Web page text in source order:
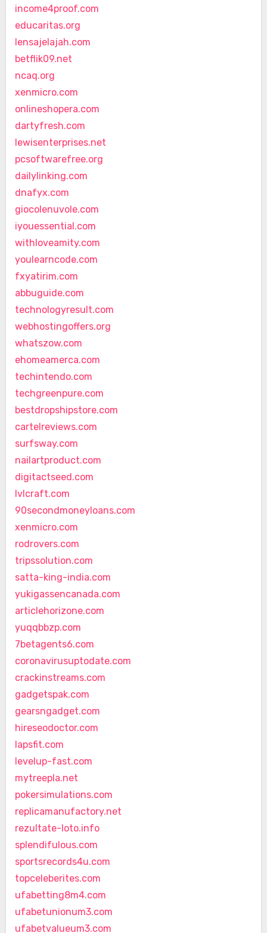
income4proof.com
educaritas.org
lensajelajah.com
betflik09.net
ncaq.org
xenmicro.com
onlineshopera.com
dartyfresh.com
lewisenterprises.net
pcsoftwarefree.org
dailylinking.com
dnafyx.com
giocolenuvole.com
iyouessential.com
withloveamity.com
youlearncode.com
fxyatirim.com
abbuguide.com
technologyresult.com
webhostingoffers.org
whatszow.com
ehomeamerca.com
techintendo.com
techgreenpure.com
bestdropshipstore.com
cartelreviews.com
surfsway.com
nailartproduct.com
digitactseed.com
lvlcraft.com
90secondmoneyloans.com
xenmicro.com
rodrovers.com
tripssolution.com
satta-king-india.com
yukigassencanada.com
articlehorizone.com
yuqqbbzp.com
7betagents6.com
coronavirusuptodate.com
crackinstreams.com
gadgetspak.com
gearsngadget.com
hireseodoctor.com
lapsfit.com
levelup-fast.com
mytreepla.net
pokersimulations.com
replicamanufactory.net
rezultate-loto.info
splendifulous.com
sportsrecords4u.com
topceleberites.com
ufabetting8m4.com
ufabetunionum3.com
ufabetvalueum3.com